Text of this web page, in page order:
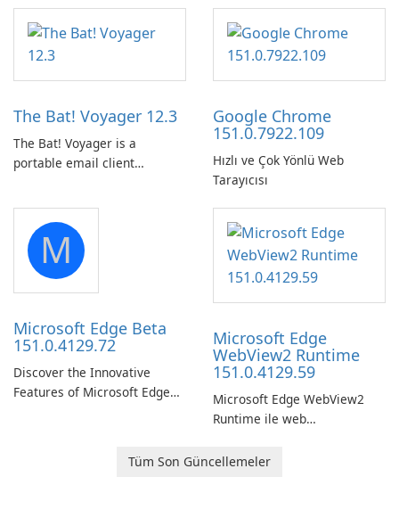
lying on the beach, camping
in the woods or even during
your long commute to work
Downloader is a desktop
utility for saving Amazon
Prime Video titles and other
Amazon web-player content
The Bat! Voyager 12.3
The Bat! Voyager is a
portable email client
portable media on any
computer running Microsoft
Windows.
Google Chrome
151.0.7922.109
Hızlı ve Çok Yönlü Web
Tarayıcısı
M
Microsoft Edge Beta
151.0.4129.72
Discover the Innovative
Features of Microsoft Edge
Corporation, is shaping the
Microsoft Edge
WebView2 Runtime
151.0.4129.59
Microsoft Edge WebView2
Runtime ile web
Tüm Son Güncellemeler